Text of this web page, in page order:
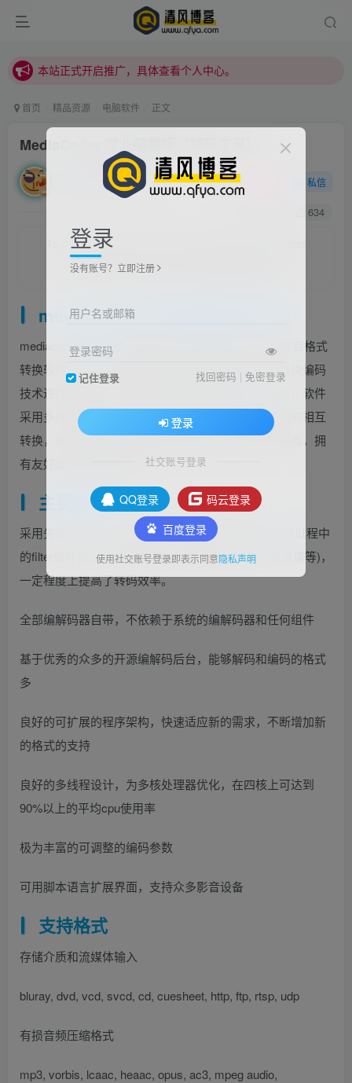
本站正式开启推广，具体查看个人中心。
本站正式开启推广，具体查看个人中心。
首页 精品资源 电脑软件 正文
MediaCoder 专业破解版（转码工具）
2021/6/28/ 01:22更新
私信
634
To the path of timber, iron and steel will never regret
bright spray of molten steel was abandoned.
为了走上成材的道路，钢铁决不惋惜璀璨的钢花被遗弃
mediacoder
mediacoder破解版
是功能强大且简单易用的多功能影音格式
转换软件。能够充分发挥挥多核处理器性能，并对分块编码
技术进行提升优化，为用户提供极致的视频
服务，软件
采用多线程设计，能够快速实现各种音频视频格式间的相互
转换，采用规范的媒体标准和存储格式，输出品质极高，拥
有友好直观的图形界面！
主要功能
采用先进的nvidia cuda技术加速h.264编码，加速
过程中
的filter操作(如：改变分辨率、改变帧率、降噪、反交错等)，
一定程度上提高了转码效率。
全部编解码器自带，不依赖于系统的编解码器和任何组件
基于优秀的众多的开源编解码后台，能够解码和编码的格式
多
良好的可扩展的程序架构，快速适应新的需求，不断增加新
的格式的支持
良好的多线程设计，为多核处理器优化，在四核上可达到
90%以上的平均cpu使用率
极为丰富的可调整的编码参数
可用脚本语言扩展界面，支持众多影音设备
支持格式
存储介质和流媒体输入
bluray, dvd, vcd, svcd, cd, cuesheet, http, ftp, rtsp, udp
有损音频压缩格式
mp3, vorbis, lcaac, heaac, opus, ac3, mpeg audio,
登录
没有账号？立即注册
用户名或邮箱
登录密码
记住登录 找回密码 | 免密登录
登录
社交账号登录
QQ登录
码云登录
百度登录
使用社交账号登录即表示同意隐私声明